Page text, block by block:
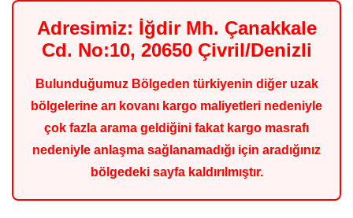
Adresimiz: İğdir Mh. Çanakkale
Cd. No:10, 20650 Çivril/Denizli
Bulunduğumuz Bölgeden türkiyenin diğer uzak
bölgelerine arı kovanı kargo maliyetleri nedeniyle
çok fazla arama geldiğini fakat kargo masrafı
nedeniyle anlaşma sağlanamadığı için aradığınız
bölgedeki sayfa kaldırılmıştır.